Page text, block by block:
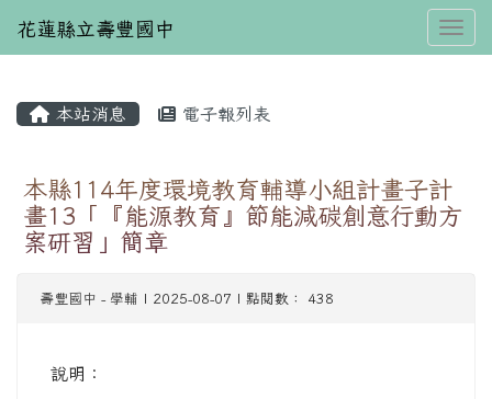
花蓮縣立壽豐國中
本站消息 電子報列表
本縣114年度環境教育輔導小組計畫子計
畫13「『能源教育』節能減碳創意行動方
案研習」簡章
壽豐國中 - 學輔 | 2025-08-07 | 點閱數： 438
說明：